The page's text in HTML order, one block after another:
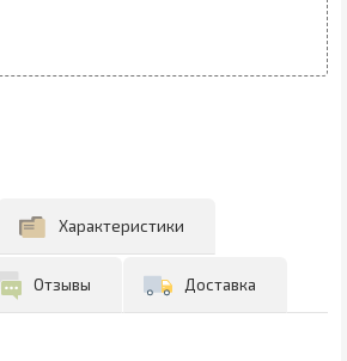
Характеристики
Отзывы Доставка